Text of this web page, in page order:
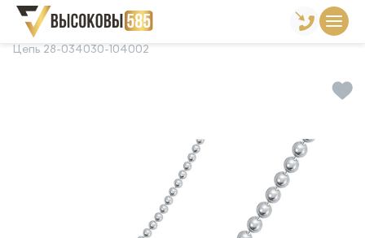
Главная Склад готовой продукции
Цепь 28-034030-104002